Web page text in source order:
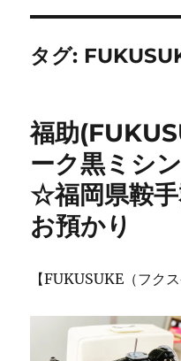
タグ:
福助
ーク黒ミシ
☆福岡県鞍手
お預かり
【FUKUSUKE（フク